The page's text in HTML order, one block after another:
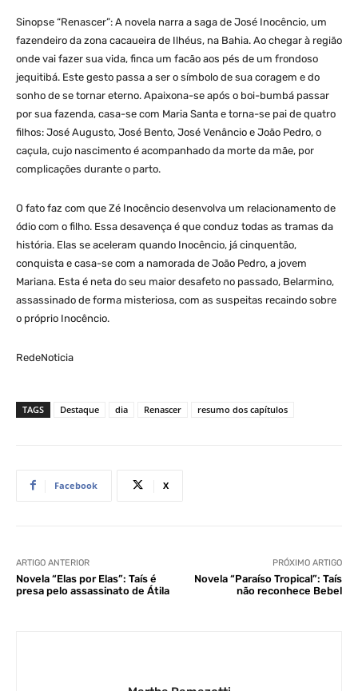
Sinopse “Renascer”: A novela narra a saga de José Inocêncio, um
fazendeiro da zona cacaueira de Ilhéus, na Bahia. Ao chegar à região
onde vai fazer sua vida, finca um facão aos pés de um frondoso
jequitibá. Este gesto passa a ser o símbolo de sua coragem e do
sonho de se tornar eterno. Apaixona-se após o boi-bumbá passar
por sua fazenda, casa-se com Maria Santa e torna-se pai de quatro
filhos: José Augusto, José Bento, José Venâncio e João Pedro, o
caçula, cujo nascimento é acompanhado da morte da mãe, por
complicações durante o parto.
O fato faz com que Zé Inocêncio desenvolva um relacionamento de
ódio com o filho. Essa desavença é que conduz todas as tramas da
história. Elas se aceleram quando Inocêncio, já cinquentão,
conquista e casa-se com a namorada de João Pedro, a jovem
Mariana. Esta é neta do seu maior desafeto no passado, Belarmino,
assassinado de forma misteriosa, com as suspeitas recaindo sobre
o próprio Inocêncio.
RedeNoticia
TAGS Destaque dia Renascer resumo dos capítulos
Facebook X
ARTIGO ANTERIOR
Novela “Elas por Elas”: Taís é
presa pelo assassinato de Átila
PRÓXIMO ARTIGO
Novela “Paraíso Tropical”: Taís
não reconhece Bebel